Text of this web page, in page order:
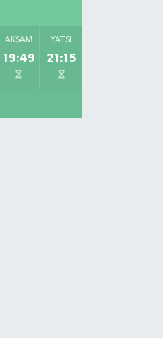
AKŞAM
19:49
YATSI
21:15